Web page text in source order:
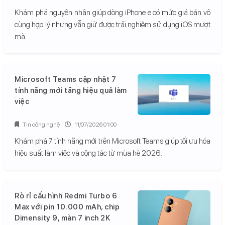
Khám phá nguyên nhân giúp dòng iPhone e có mức giá bán vô
cùng hợp lý nhưng vẫn giữ được trải nghiệm sử dụng iOS mượt
mà.
Microsoft Teams cập nhật 7
tính năng mới tăng hiệu quả làm
việc
Khám phá 7 tính năng mới trên Microsoft Teams giúp tối ưu hóa
hiệu suất làm việc và cộng tác từ mùa hè 2026.
Tin công nghệ 11/07/2026 01:00
Rò rỉ cấu hình Redmi Turbo 6
Max với pin 10.000 mAh, chip
Dimensity 9, màn 7 inch 2K